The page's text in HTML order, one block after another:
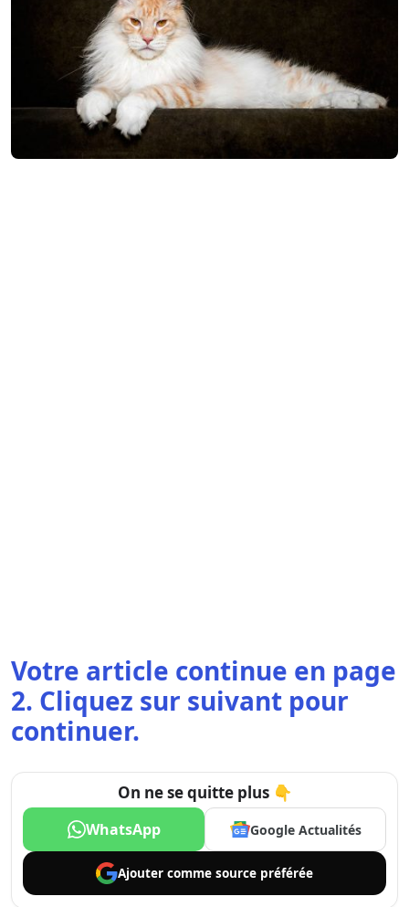
Votre article continue en page
2. Cliquez sur suivant pour
continuer.
On ne se quitte plus 👇
WhatsApp Google Actualités
Ajouter comme source préférée